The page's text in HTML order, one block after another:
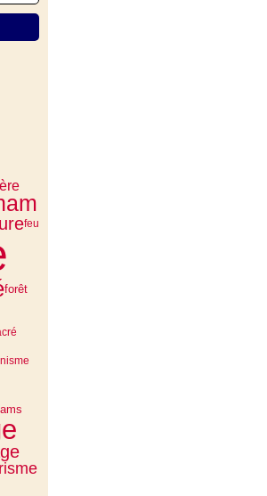
feu
forêt